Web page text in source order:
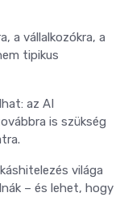
a vállalkozókra, a
tipikus
az AI
is szükség
világa
– és lehet, hogy